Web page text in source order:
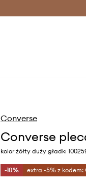
Converse
Converse
kolor żółty duży gładki
-10% extra -5% z kodem: